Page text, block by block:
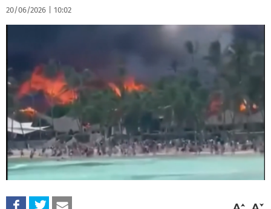
20/06/2026 10:02